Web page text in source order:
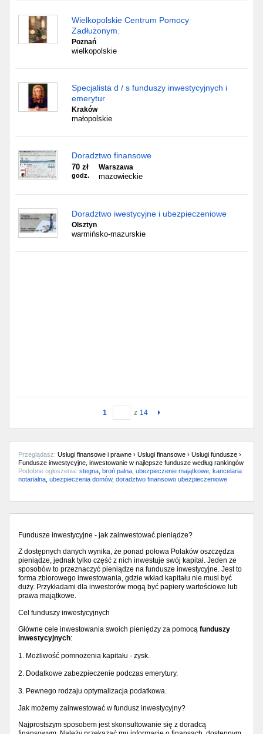
Wielkopolskie Centrum Pomocy
Zadłużonym.
Poznań
wielkopolskie
Specjalista d / s funduszy inwestycyjnych i
emerytur
Kraków
małopolskie
Doradztwo finansowe
70 zł
godz.
Warszawa
mazowieckie
Doradztwo iwestycyjne i ubezpieczeniowe
Olsztyn
warmińsko-mazurskie
1 z 14
Przeglądasz: Usługi finansowe i prawne › Usługi finansowe › Usługi fundusze ›
Fundusze inwestycyjne, inwestowanie w najlepsze fundusze według rankingów
Podobne ogłoszenia: stegna broń palna ubezpieczenie majątkowe kancelaria
notarialna ubezpieczenia domów, doradztwo finansowo ubezpieczeniowe
Fundusze inwestycyjne - jak zainwestować pieniądze?
Z dostępnych danych wynika, że ponad połowa Polaków oszczędza
pieniądze, jednak tylko część z nich inwestuje swój kapitał. Jeden ze
sposobów to przeznaczyć pieniądze na fundusze inwestycyjne. Jest to
forma zbiorowego inwestowania, gdzie wkład kapitału nie musi być
duży. Przykładami dla inwestorów mogą być papiery wartościowe lub
prawa majątkowe.
Cel funduszy inwestycyjnych
Główne cele inwestowania swoich pieniędzy za pomocą funduszy
inwestycyjnych:
1. Możliwość pomnożenia kapitału - zysk.
2. Dodatkowe zabezpieczenie podczas emerytury.
3. Pewnego rodzaju optymalizacja podatkowa.
Jak możemy zainwestować w fundusz inwestycyjny?
Najprostszym sposobem jest skonsultowanie się z doradcą